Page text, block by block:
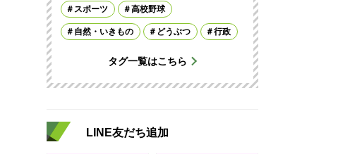
スポーツ 高校野球
自然・いきもの どうぶつ 行政
タグ一覧はこちら
LINE友だち追加